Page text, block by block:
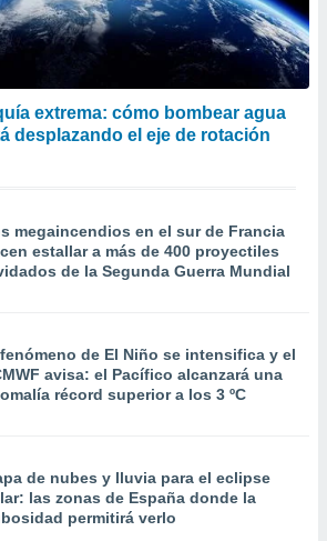
extrema: cómo bombear agua
desplazando el eje de rotación
megaincendios en el sur de Francia
estallar a más de 400 proyectiles
de la Segunda Guerra Mundial
de El Niño se intensifica y el
avisa: el Pacífico alcanzará una
récord superior a los 3 ºC
de nubes y lluvia para el eclipse
las zonas de España donde la
permitirá verlo